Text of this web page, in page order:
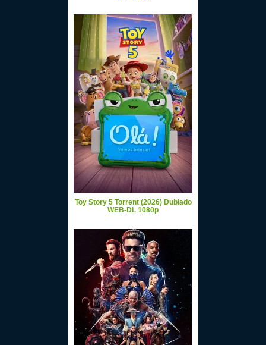
Toy Story 5 Torrent (2026) Dublado
WEB-DL 1080p